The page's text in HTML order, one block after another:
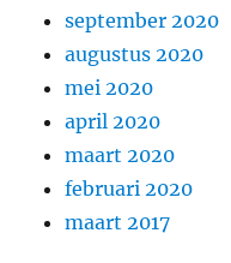
september 2020
augustus 2020
mei 2020
april 2020
maart 2020
februari 2020
maart 2017